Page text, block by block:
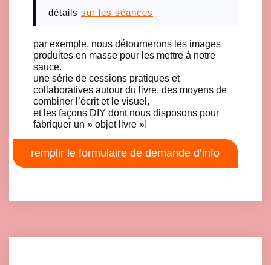
détails sur les séances
par exemple, nous détournerons les images
produites en masse pour les mettre à notre
sauce.
une série de cessions pratiques et
collaboratives autour du livre, des moyens de
combiner l’écrit et le visuel,
et les façons DIY dont nous disposons pour
fabriquer un » objet livre »!
remplir le formulaire de demande d’info